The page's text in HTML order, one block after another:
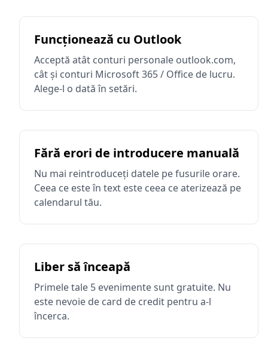
Funcționează cu Outlook
Acceptă atât conturi personale outlook.com,
cât și conturi Microsoft 365 / Office de lucru.
Alege-l o dată în setări.
Fără erori de introducere manuală
Nu mai reintroduceți datele pe fusurile orare.
Ceea ce este în text este ceea ce aterizează pe
calendarul tău.
Liber să înceapă
Primele tale 5 evenimente sunt gratuite. Nu
este nevoie de card de credit pentru a-l
încerca.